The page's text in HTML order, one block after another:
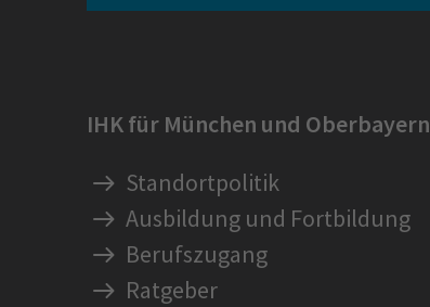
IHK für München und Oberbayern
Standortpolitik
Ausbildung und Fortbildung
Berufszugang
Ratgeber